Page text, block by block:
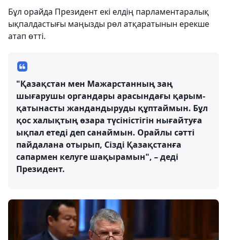
Бұл орайда Президент екі елдің парламентаралық
ықпалдастығы маңызды рөл атқаратынын ерекше
атап өтті.
"Қазақстан мен Мажарстанның заң
шығарушы органдары арасындағы қарым-
қатынасты жандандыруды құптаймын. Бұл
қос халықтың өзара түсіністігін нығайтуға
ықпал етеді деп санаймын. Орайлы сәтті
пайдалана отырып, Сізді Қазақстанға
сапармен келуге шақырамын", – деді
Президент.